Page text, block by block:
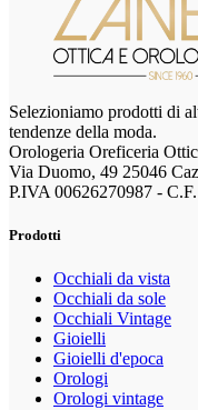
Selezioniamo prodotti di
tendenze della moda.
Orologeria Oreficeria
Via Duomo, 49 25046
P.IVA 00626270987 -
Prodotti
Occhiali da vista
Occhiali da sole
Occhiali Vintage
Gioielli
Gioielli d'epoca
Orologi
Orologi vintage